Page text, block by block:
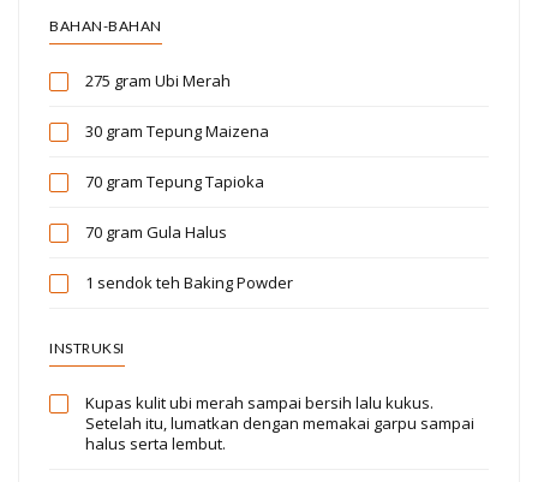
BAHAN-BAHAN
275 gram Ubi Merah
30 gram Tepung Maizena
70 gram Tepung Tapioka
70 gram Gula Halus
1 sendok teh Baking Powder
INSTRUKSI
Kupas kulit ubi merah sampai bersih lalu kukus.
Setelah itu, lumatkan dengan memakai garpu sampai
halus serta lembut.